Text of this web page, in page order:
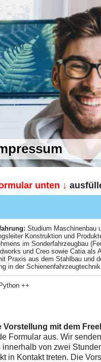
unten ↓
Studium Maschinenbau
Konstruktion und
im Sonderfahrzeugbau
und Creo sowie Catia als
Praxis aus dem Stahlbau und
in der
++
Vorstellung mit dem
Formular aus. Wir
innerhalb von zwei
in Kontakt treten. Die